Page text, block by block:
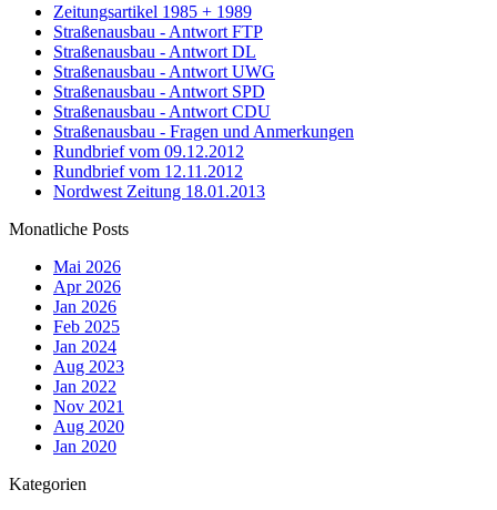
Zeitungsartikel 1985 + 1989
Straßenausbau - Antwort FTP
Straßenausbau - Antwort DL
Straßenausbau - Antwort UWG
Straßenausbau - Antwort SPD
Straßenausbau - Antwort CDU
Straßenausbau - Fragen und Anmerkungen
Rundbrief vom 09.12.2012
Rundbrief vom 12.11.2012
Nordwest Zeitung 18.01.2013
Monatliche Posts
Mai 2026
Apr 2026
Jan 2026
Feb 2025
Jan 2024
Aug 2023
Jan 2022
Nov 2021
Aug 2020
Jan 2020
Kategorien